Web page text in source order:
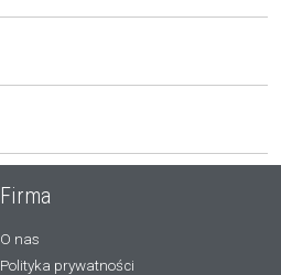
Firma
O nas
Polityka prywatności